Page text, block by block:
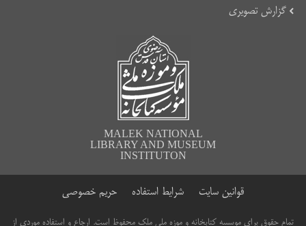
گزارش تصویری
MALEK NATIONAL
LIBRARY AND MUSEUM
INSTITUTON
قوانین سایت شرایط استفاده حریم خصوصی
تمام حقوق برای موسسه کتابخانه و موزه ملی ملک محفوظ است. ارجاع و استفاده موردی از